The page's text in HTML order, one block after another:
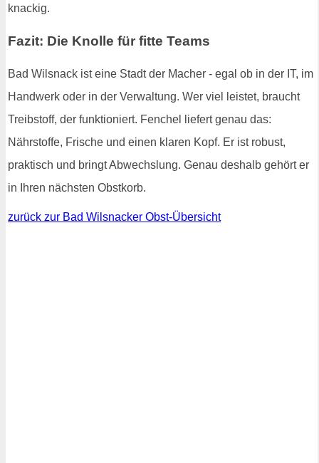
knackig.
Fazit: Die Knolle für fitte Teams
Bad Wilsnack ist eine Stadt der Macher - egal ob in der IT, im
Handwerk oder in der Verwaltung. Wer viel leistet, braucht
Treibstoff, der funktioniert. Fenchel liefert genau das:
Nährstoffe, Frische und einen klaren Kopf. Er ist robust,
praktisch und bringt Abwechslung. Genau deshalb gehört er
in Ihren nächsten Obstkorb.
zurück zur Bad Wilsnacker Obst-Übersicht